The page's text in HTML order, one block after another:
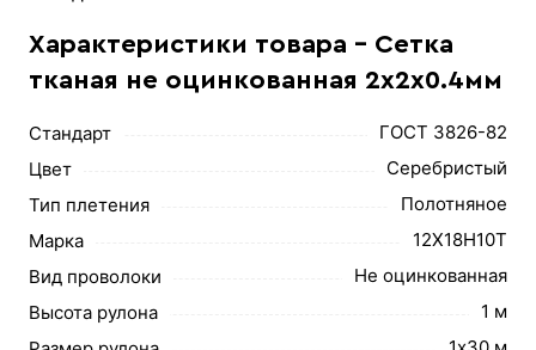
Характеристики товара - Сетка
тканая не оцинкованная 2х2х0.4мм
Стандарт
ГОСТ 3826-82
Цвет
Серебристый
Тип плетения
Полотняное
Марка
12Х18Н10Т
Вид проволоки
Не оцинкованная
Высота рулона
1 м